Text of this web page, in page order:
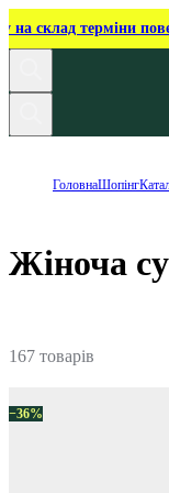
на склад терміни
ГоловнаШопінг
Жіноча
167 товарів
−36%